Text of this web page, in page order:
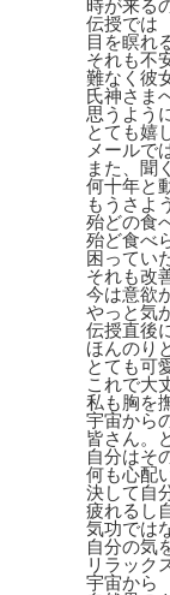
時が来る
伝授では
目を瞑れ
それも不
難なく彼
氏神さま
思うよう
とても嬉
メールで
また、聞
何十年と
もうさよ
殆どの食
殆ど食べ
困ってい
それも改
今は意欲
やっと気
伝授直後
ほんのり
とても可
これで大
私も胸を
宇宙から
皆さん。
自分はそ
何も心配
決して自
疲れるし
気功では
自分の気
リラック
宇宙から